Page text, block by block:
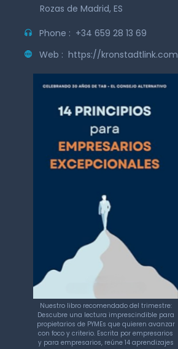
Rozas de Madrid, ES
Phone : +34 659 28 13 69
Web : https://kronstadtlink.com
Nuestro libro recomendado del trimestre:
Descubre una lectura imprescindible para
propietarios de PYMEs que quieren avanzar
con foco y criterio. Escrita por empresarios
y para empresarios, reúne 14 aprendizajes